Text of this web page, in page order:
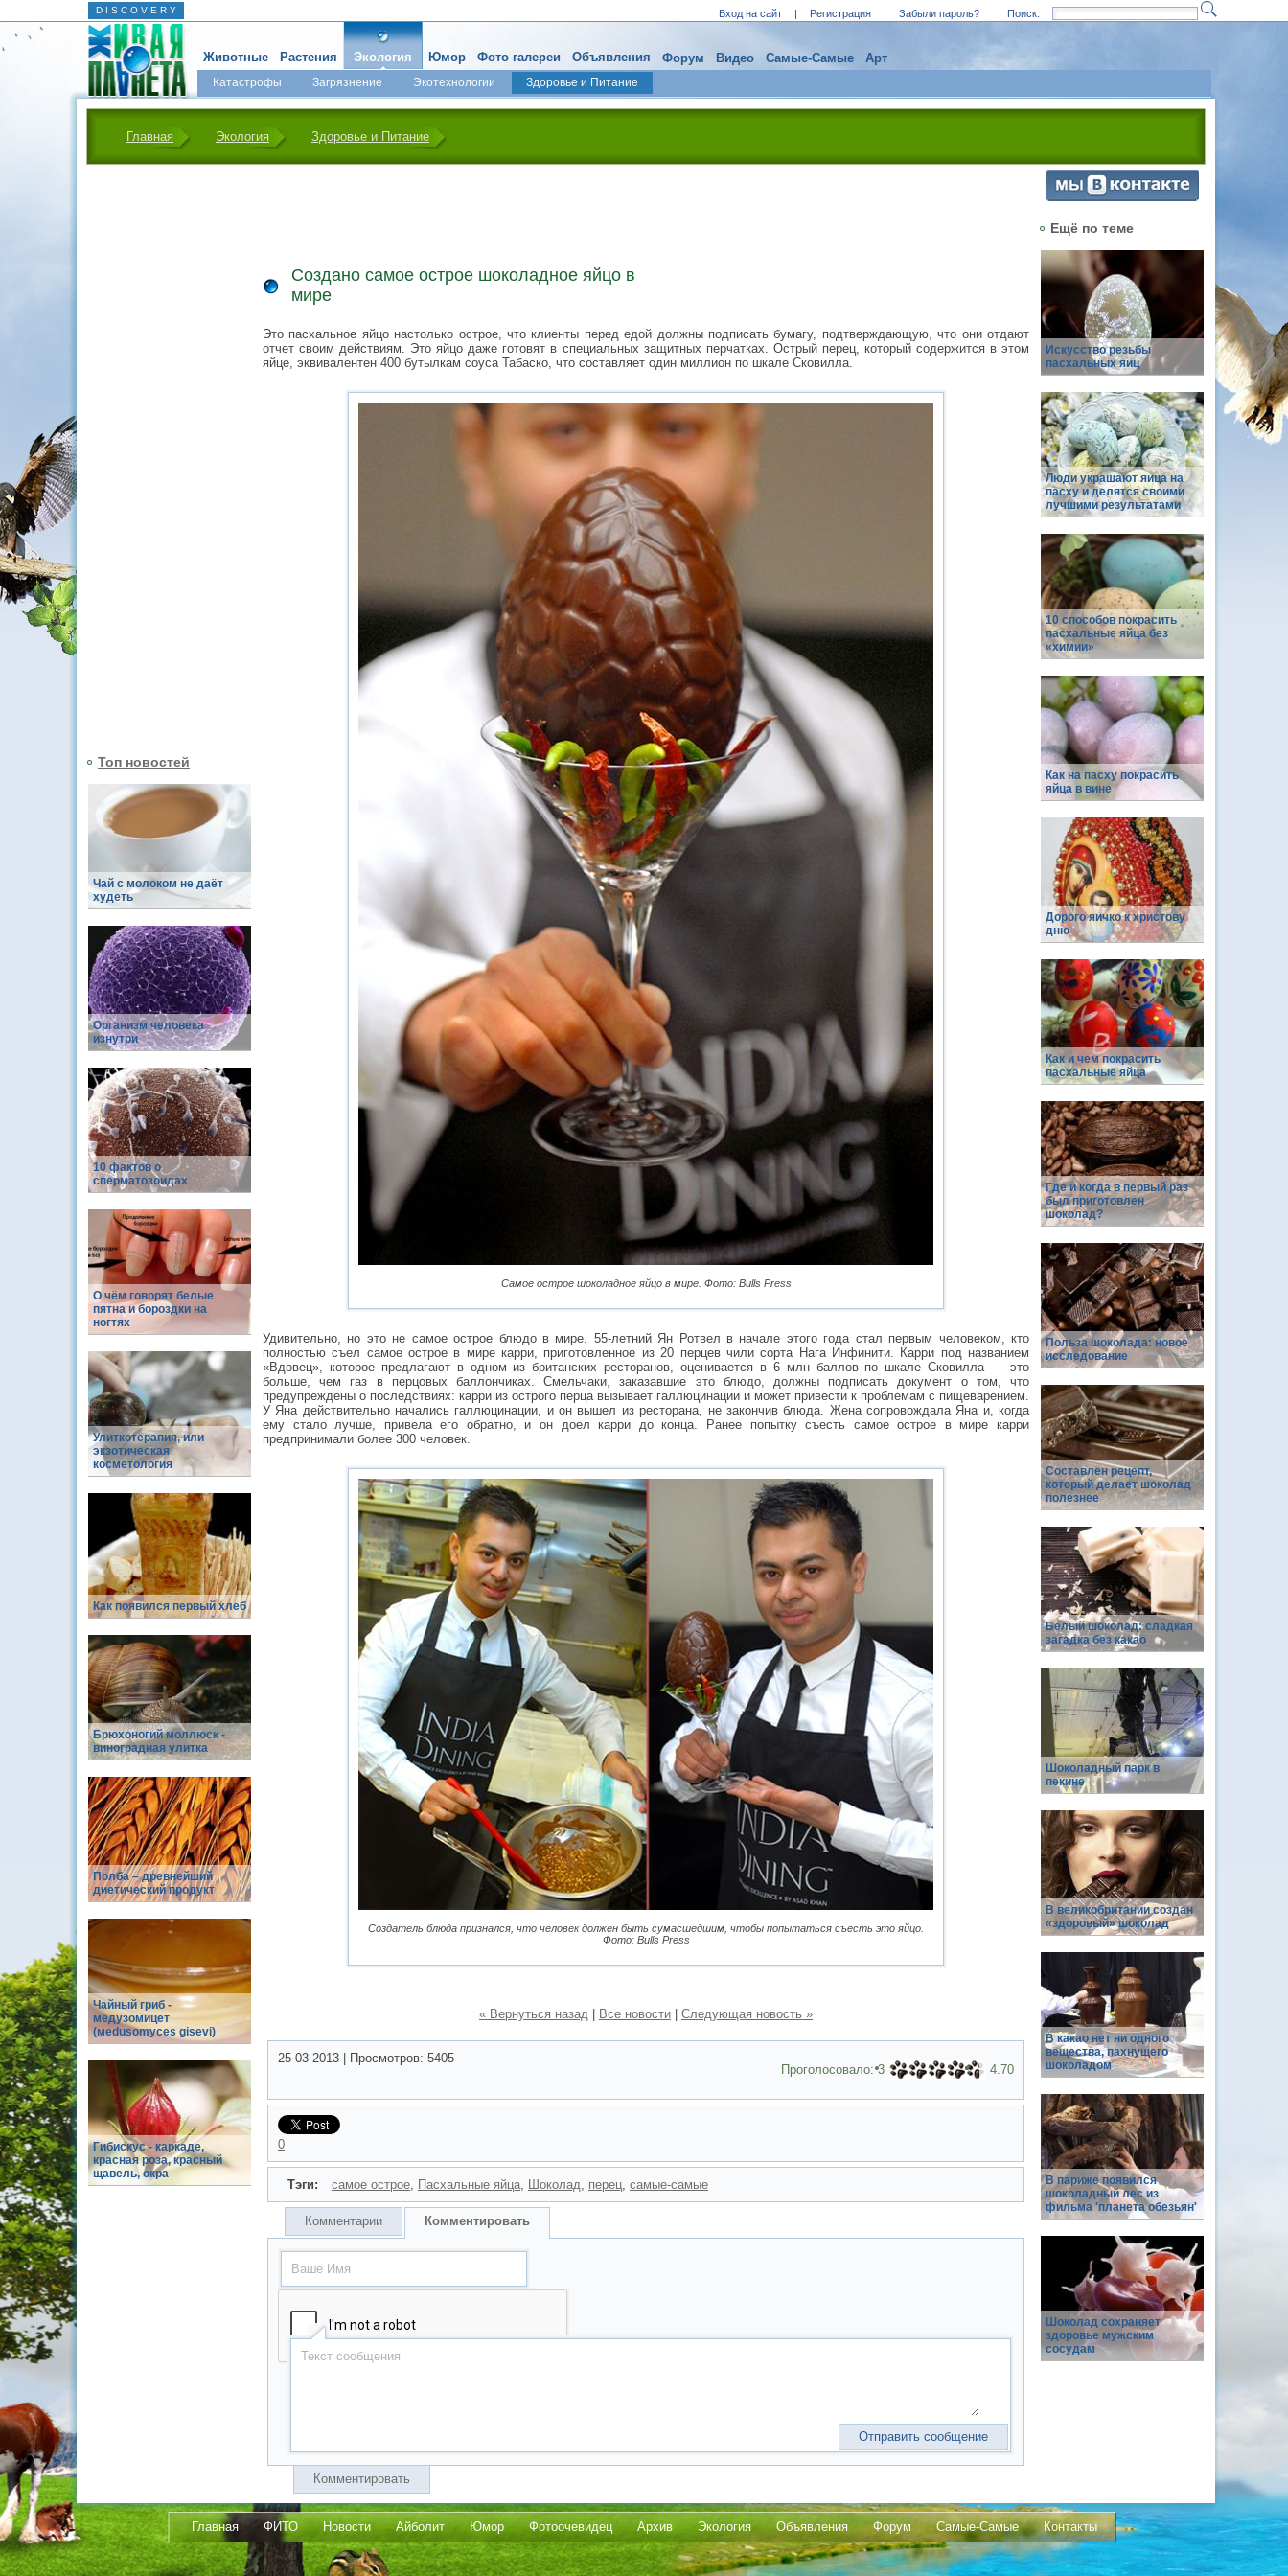
D I S C O V E R Y Вход на сайт | Регистрация | Забыли пароль? Поиск:
Животные Растения Экология
Катастрофы Загрязнение Экотехнологии Здоровье и Питание
Юмор Фото галереи Объявления Форум Видео Самые-Самые Арт
Главная Экология Здоровье и Питание
Топ новостей
Чай с молоком не даёт
худеть
Организм человека
изнутри
10 фактов о
сперматозоидах
О чём говорят белые
пятна и бороздки на
ногтях
Улиткотерапия, или
экзотическая
косметология
Как появился первый хлеб
Брюхоногий моллюск -
виноградная улитка
Полба – древнейший
диетический продукт
Чайный гриб -
медузомицет
(меdusomyces gisevi)
Гибискус - каркаде,
красная роза, красный
щавель, окра
Создано самое острое шоколадное яйцо в
мире
Это пасхальное яйцо настолько острое, что клиенты перед едой должны подписать бумагу, подтверждающую, что они отдают
отчет своим действиям. Это яйцо даже готовят в специальных защитных перчатках. Острый перец, который содержится в этом
яйце, эквивалентен 400 бутылкам соуса Табаско, что составляет один миллион по шкале Сковилла.
Самое острое шоколадное яйцо в мире. Фото: Bulls Press
Удивительно, но это не самое острое блюдо в мире. 55-летний Ян Ротвел в начале этого года стал первым человеком, кто
полностью съел самое острое в мире карри, приготовленное из 20 перцев чили сорта Нага Инфинити. Карри под названием
«Вдовец», которое предлагают в одном из британских ресторанов, оценивается в 6 млн баллов по шкале Сковилла — это
больше, чем газ в перцовых баллончиках. Смельчаки, заказавшие это блюдо, должны подписать документ о том, что
предупреждены о последствиях: карри из острого перца вызывает галлюцинации и может привести к проблемам с пищеварением.
У Яна действительно начались галлюцинации, и он вышел из ресторана, не закончив блюда. Жена сопровождала Яна и, когда
ему стало лучше, привела его обратно, и он доел карри до конца. Ранее попытку съесть самое острое в мире карри
предпринимали более 300 человек.
Создатель блюда признался, что человек должен быть сумасшедшим, чтобы попытаться съесть это яйцо.
Фото: Bulls Press
« Вернуться назад Все новости Следующая новость »
25-03-2013 Просмотров: 5405
Проголосовало:3 4.70
0
Тэги: самое острое, Пасхальные яйца, Шоколад, перец, самые-самые
Комментарии Комментировать
Комментировать
Ещё по теме
Искусство резьбы
пасхальных яиц
Люди украшают яица на
пасху и делятся своими
лучшими результатами
10 способов покрасить
пасхальные яйца без
«химии»
Как на пасху покрасить
яйца в вине
Дорого яичко к христову
дню
Как и чем покрасить
пасхальные яйца
Где и когда в первый раз
был приготовлен
шоколад?
Польза шоколада: новое
исследование
Составлен рецепт,
который делает шоколад
полезнее
Белый шоколад: сладкая
загадка без какао
Шоколадный парк в
пекине
В великобритании создан
«здоровый» шоколад
В какао нет ни одного
вещества, пахнущего
шоколадом
В париже появился
шоколадный лес из
фильма 'планета обезьян'
Шоколад сохраняет
здоровье мужским
сосудам
Главная ФИТО Новости Айболит Юмор Фотоочевидец Архив Экология Объявления Форум Самые-Самые Контакты